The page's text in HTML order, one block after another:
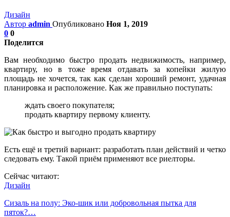
Дизайн
Автор admin Опубликовано Ноя 1, 2019
0 0
Поделится
Вам необходимо быстро продать недвижимость, например,
квартиру, но в тоже время отдавать за копейки жилую
площадь не хочется, так как сделан хороший ремонт, удачная
планировка и расположение. Как же правильно поступать:
ждать своего покупателя;
продать квартиру первому клиенту.
Есть ещё и третий вариант: разработать план действий и четко
следовать ему. Такой приём применяют все риелторы.
Сейчас читают:
Дизайн
Сизаль на полу: Эко-шик или добровольная пытка для
пяток?…